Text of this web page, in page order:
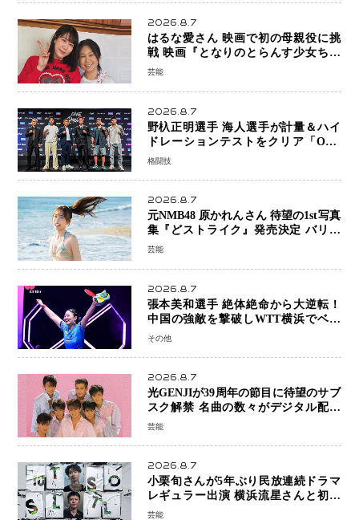
2026.8.7
はるな愛さん 映画で初の母親役に挑
戦 映画『となりのとらんす少女ちゃ
ん』11月7日公開 未来の自分との対話
芸能
2026.8.7
野杁正明選手 海人選手が計量＆ハイ
ドレーションテストをクリア「ONE
SAMURAI 2」決戦へ万全の準備整う
格闘技
2026.8.7
元NMB48 原かれんさん 待望の1st写真
集『どストライク』発売決定 バリで
魅せる25歳の新境地
芸能
2026.8.7
張本美和選手 絶体絶命から大逆転！
中国の強敵を撃破しWTT横浜でベス
ト8進出
その他
2026.8.7
光GENJIが39周年の節目に待望のサブ
スク解禁 名曲の数々がデジタル配信
へ 40周年へ向け1年間で全作品を順次
芸能
2026.8.7
小栗旬さんが5年ぶり民放連続ドラマ
レギュラー出演 横浜流星さんと初共
演『LOST10』で異色バディ結成
芸能